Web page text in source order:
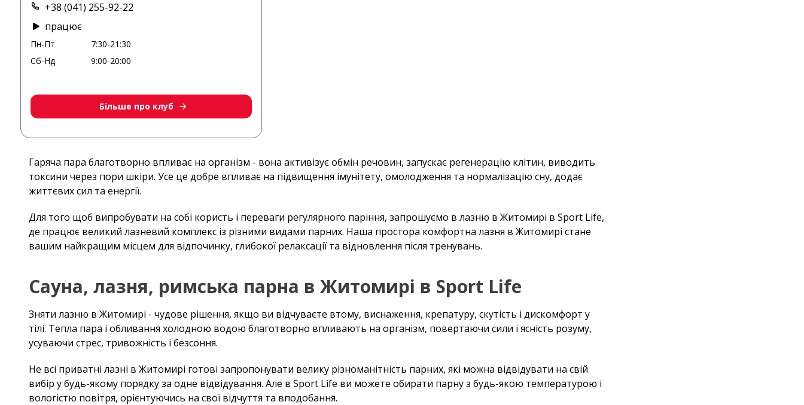
+38 (041) 255-92-22
працює
Пн-Пт
7:30-21:30
Сб-Нд
9:00-20:00
Більше про клуб
Гаряча пара благотворно впливає на організм - вона активізує обмін речовин, запускає регенерацію клітин, виводить
токсини через пори шкіри. Усе це добре впливає на підвищення імунітету, омолодження та нормалізацію сну, додає
життєвих сил та енергії.
Для того щоб випробувати на собі користь і переваги регулярного паріння, запрошуємо в лазню в Житомирі в Sport Life,
де працює великий лазневий комплекс із різними видами парних. Наша простора комфортна лазня в Житомирі стане
вашим найкращим місцем для відпочинку, глибокої релаксації та відновлення після тренувань.
Сауна, лазня, римська парна в Житомирі в Sport Life
Зняти лазню в Житомирі - чудове рішення, якщо ви відчуваєте втому, виснаження, крепатуру, скутість і дискомфорт у
тілі. Тепла пара і обливання холодною водою благотворно впливають на організм, повертаючи сили і ясність розуму,
усуваючи стрес, тривожність і безсоння.
Не всі приватні лазні в Житомирі готові запропонувати велику різноманітність парних, які можна відвідувати на свій
вибір у будь-якому порядку за одне відвідування. Але в Sport Life ви можете обирати парну з будь-якою температурою і
вологістю повітря, орієнтуючись на свої відчуття та вподобання.